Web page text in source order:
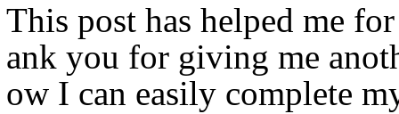
This post has helped me
ank you for giving me
ow I can easily complete